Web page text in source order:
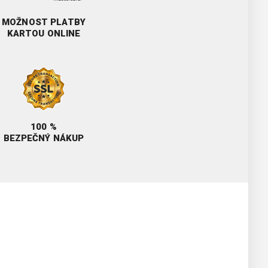
MOŽNOST PLATBY
KARTOU ONLINE
100 %
BEZPEČNÝ NÁKUP